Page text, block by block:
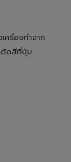
ครื่องทำจาก
ตัดสีที่ปุ่ม